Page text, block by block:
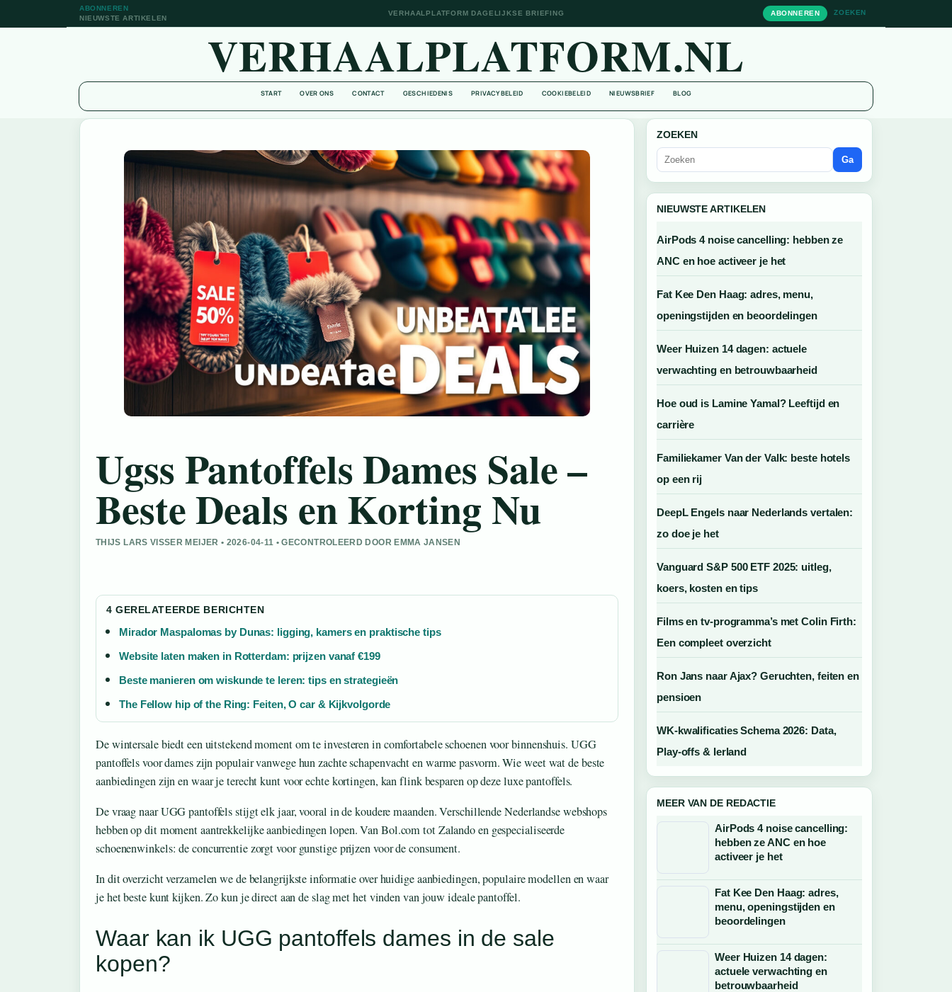
ABONNEREN
NIEUWSTE ARTIKELEN
VERHAALPLATFORM DAGELIJKSE BRIEFING ABONNEREN ZOEKEN
VERHAALPLATFORM.NL
START OVER ONS CONTACT GESCHIEDENIS PRIVACYBELEID COOKIEBELEID NIEUWSBRIEF BLOG
Ugss Pantoffels Dames Sale –
Beste Deals en Korting Nu
THIJS LARS VISSER MEIJER • 2026-04-11 • GECONTROLEERD DOOR EMMA JANSEN
4 GERELATEERDE BERICHTEN
Mirador Maspalomas by Dunas: ligging, kamers en praktische tips
Website laten maken in Rotterdam: prijzen vanaf €199
Beste manieren om wiskunde te leren: tips en strategieën
The Fellow hip of the Ring: Feiten, O car & Kijkvolgorde
De wintersale biedt een uitstekend moment om te investeren in comfortabele schoenen voor binnenshuis. UGG
pantoffels voor dames zijn populair vanwege hun zachte schapenvacht en warme pasvorm. Wie weet wat de beste
aanbiedingen zijn en waar je terecht kunt voor echte kortingen, kan flink besparen op deze luxe pantoffels.
De vraag naar UGG pantoffels stijgt elk jaar, vooral in de koudere maanden. Verschillende Nederlandse webshops
hebben op dit moment aantrekkelijke aanbiedingen lopen. Van Bol.com tot Zalando en gespecialiseerde
schoenenwinkels: de concurrentie zorgt voor gunstige prijzen voor de consument.
In dit overzicht verzamelen we de belangrijkste informatie over huidige aanbiedingen, populaire modellen en waar
je het beste kunt kijken. Zo kun je direct aan de slag met het vinden van jouw ideale pantoffel.
Waar kan ik UGG pantoffels dames in de sale
kopen?
ZOEKEN
Ga
NIEUWSTE ARTIKELEN
AirPods 4 noise cancelling: hebben ze
ANC en hoe activeer je het
Fat Kee Den Haag: adres, menu,
openingstijden en beoordelingen
Weer Huizen 14 dagen: actuele
verwachting en betrouwbaarheid
Hoe oud is Lamine Yamal? Leeftijd en
carrière
Familiekamer Van der Valk: beste hotels
op een rij
DeepL Engels naar Nederlands vertalen:
zo doe je het
Vanguard S&P 500 ETF 2025: uitleg,
koers, kosten en tips
Films en tv-programma’s met Colin Firth:
Een compleet overzicht
Ron Jans naar Ajax? Geruchten, feiten en
pensioen
WK-kwalificaties Schema 2026: Data,
Play-offs & Ierland
MEER VAN DE REDACTIE
AirPods 4 noise cancelling:
hebben ze ANC en hoe
activeer je het
Fat Kee Den Haag: adres,
menu, openingstijden en
beoordelingen
Weer Huizen 14 dagen:
actuele verwachting en
betrouwbaarheid